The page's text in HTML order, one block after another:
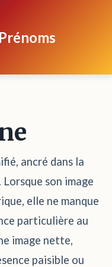
ancré dans la
son image
elle ne manque
particulière au
image nette,
paisible ou